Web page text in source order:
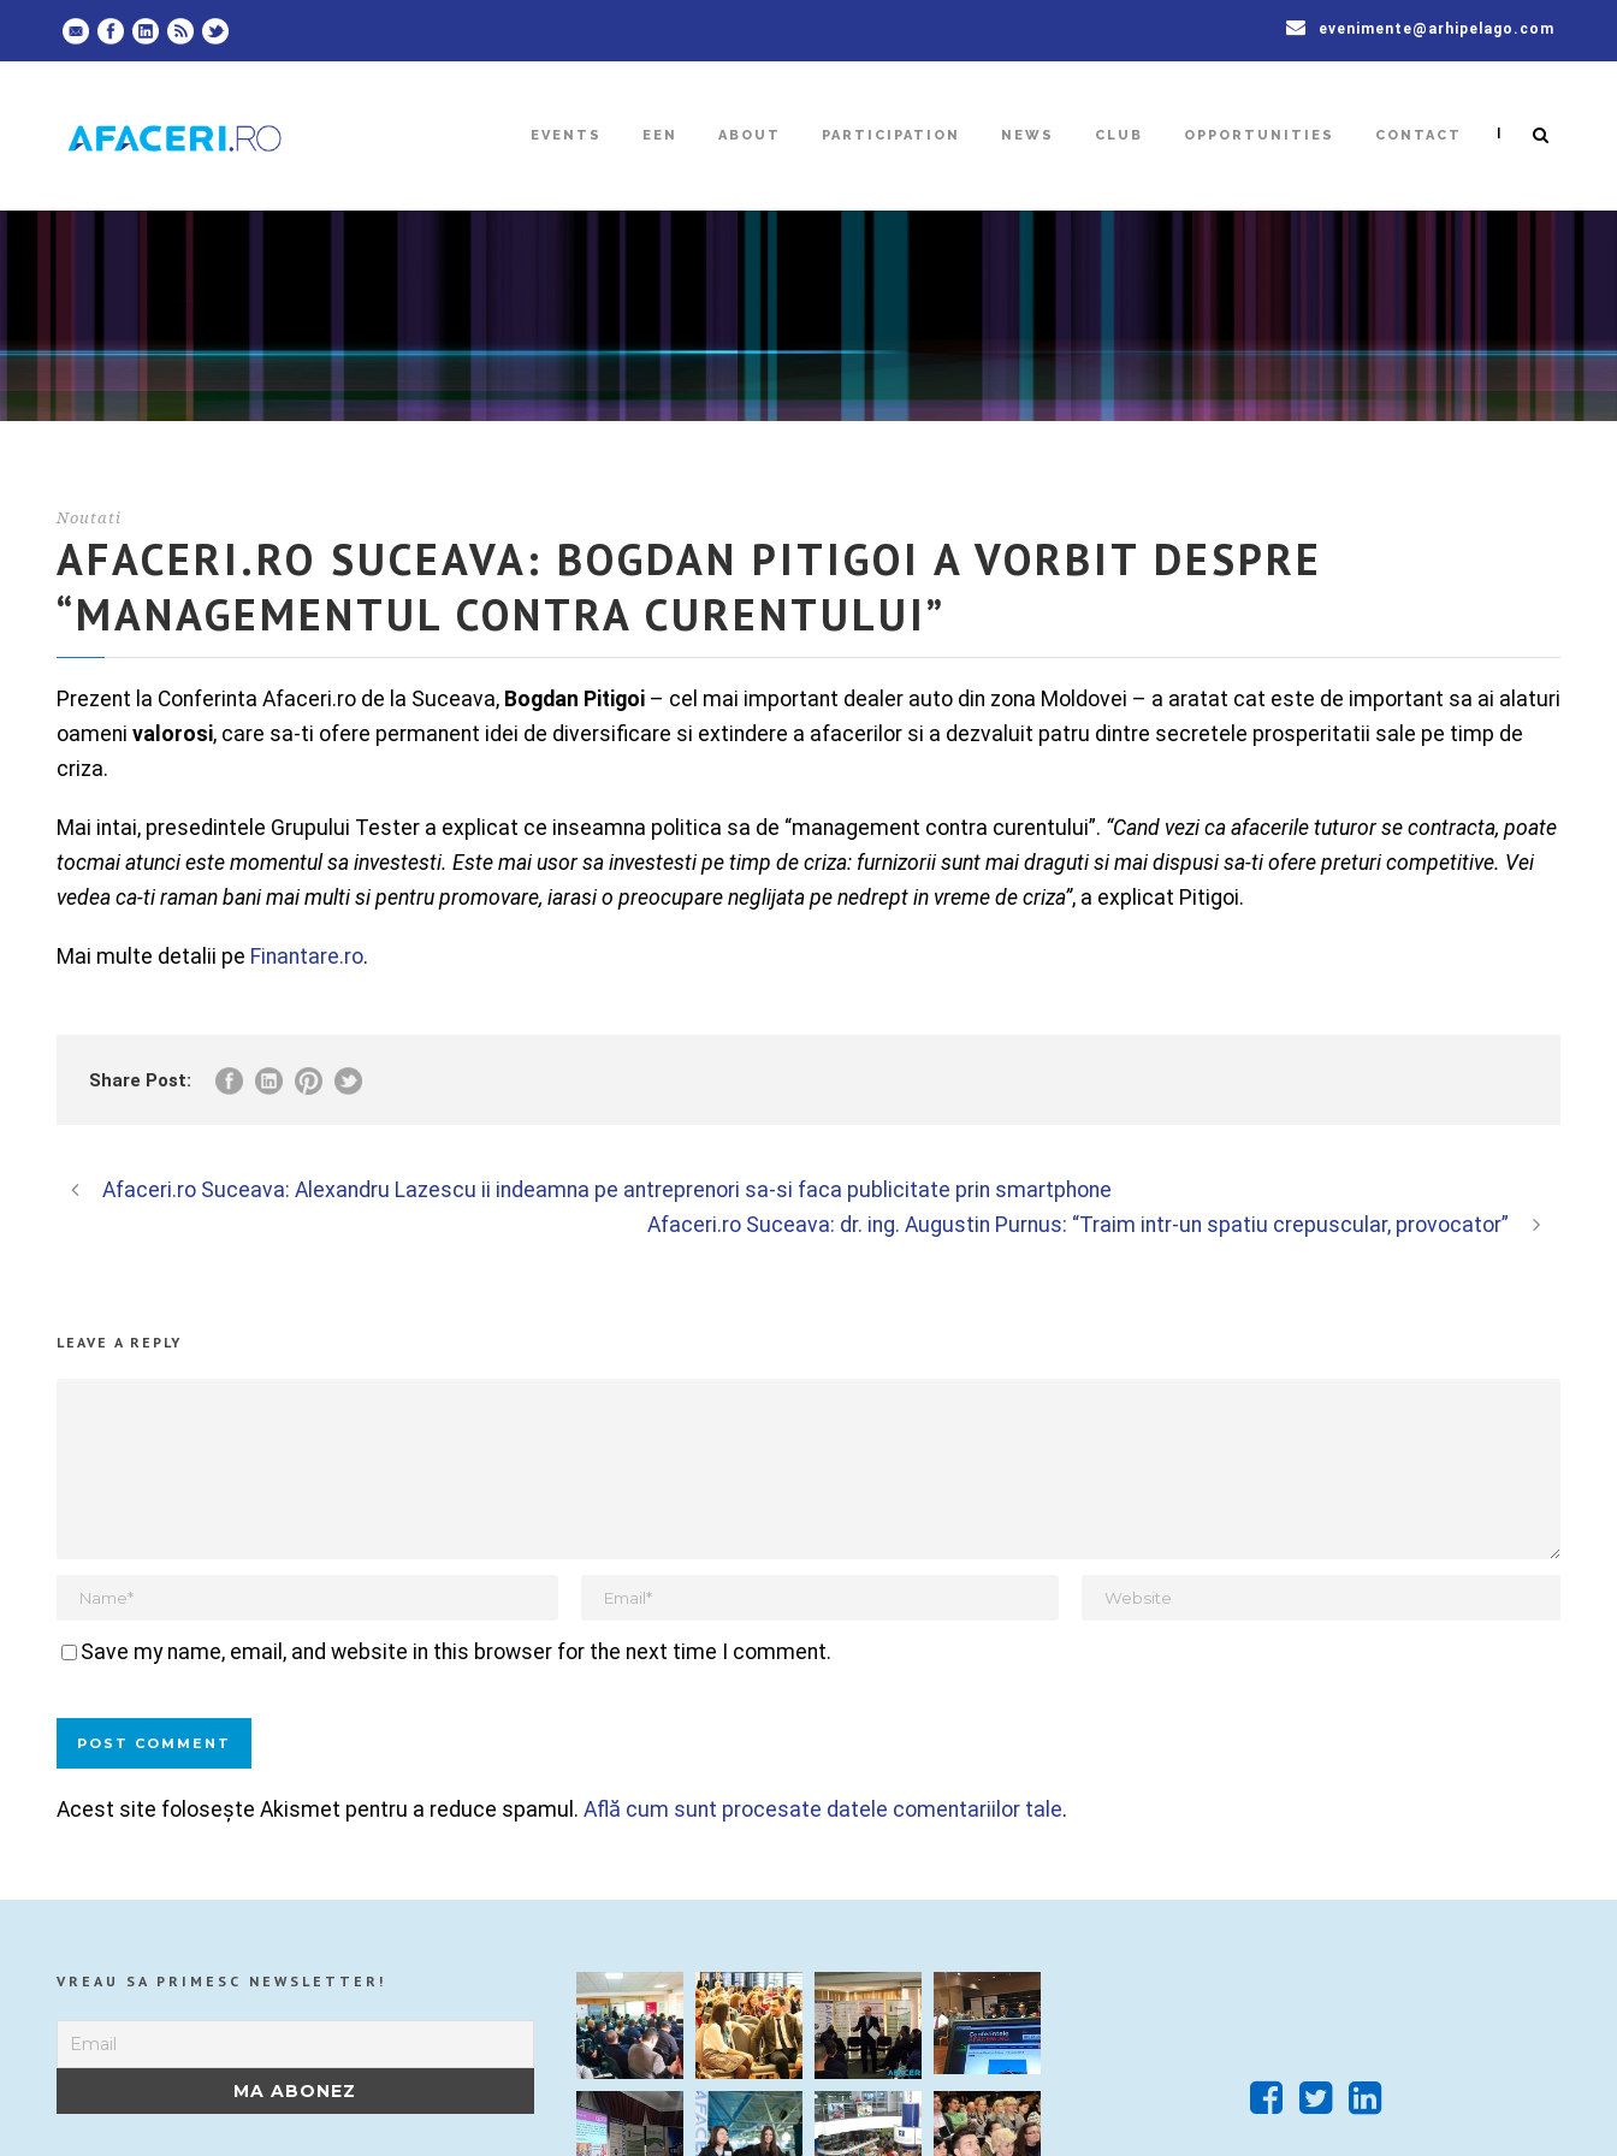
evenimente@arhipelago.com
EVENTS EEN ABOUT PARTICIPATION NEWS CLUB OPPORTUNITIES CONTACT |
Noutati
AFACERI.RO SUCEAVA: BOGDAN PITIGOI A VORBIT DESPRE
“MANAGEMENTUL CONTRA CURENTULUI”
Prezent la Conferinta Afaceri.ro de la Suceava, Bogdan Pitigoi – cel mai important dealer auto din zona Moldovei – a aratat cat este de important sa ai alaturi
oameni valorosi, care sa-ti ofere permanent idei de diversificare si extindere a afacerilor si a dezvaluit patru dintre secretele prosperitatii sale pe timp de
criza.
Mai intai, presedintele Grupului Tester a explicat ce inseamna politica sa de “management contra curentului”. “Cand vezi ca afacerile tuturor se contracta, poate
tocmai atunci este momentul sa investesti. Este mai usor sa investesti pe timp de criza: furnizorii sunt mai draguti si mai dispusi sa-ti ofere preturi competitive. Vei
vedea ca-ti raman bani mai multi si pentru promovare, iarasi o preocupare neglijata pe nedrept in vreme de criza”, a explicat Pitigoi.
Mai multe detalii pe Finantare.ro.
Share Post:
Afaceri.ro Suceava: Alexandru Lazescu ii indeamna pe antreprenori sa-si faca publicitate prin smartphone
Afaceri.ro Suceava: dr. ing. Augustin Purnus: “Traim intr-un spatiu crepuscular, provocator”
LEAVE A REPLY
Save my name, email, and website in this browser for the next time I comment.
Acest site folosește Akismet pentru a reduce spamul. Află cum sunt procesate datele comentariilor tale.
VREAU SA PRIMESC NEWSLETTER!